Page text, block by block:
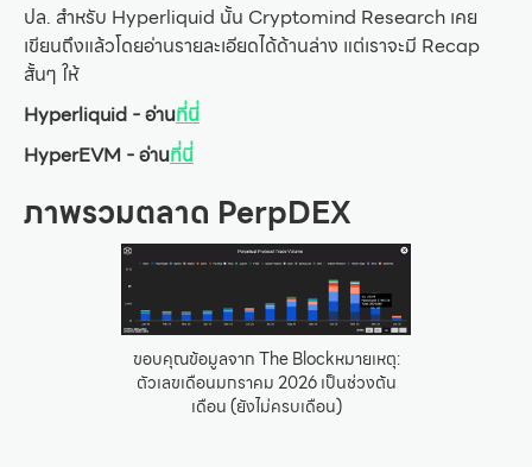
ปล. สำหรับ Hyperliquid นั้น Cryptomind Research เคย
เขียนถึงแล้วโดยอ่านรายละเอียดได้ด้านล่าง แต่เราจะมี Recap
สั้นๆ ให้
Hyperliquid - อ่านที่นี่
HyperEVM - อ่านที่นี่
ภาพรวมตลาด PerpDEX
ขอบคุณข้อมูลจาก The Blockหมายเหตุ:
ตัวเลขเดือนมกราคม 2026 เป็นช่วงต้น
เดือน (ยังไม่ครบเดือน)